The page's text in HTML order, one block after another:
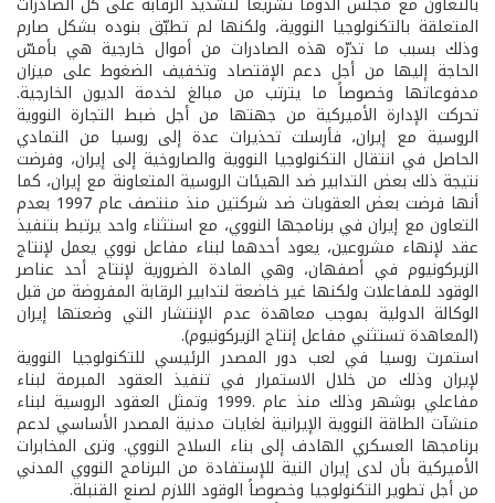
المتعلقة بالتكنولوجيا النووية، ولكنها لم تطبّق بنوده بشكل صارم
وذلك بسبب ما تدرّه هذه الصادرات من أموال خارجية هي بأمسّ
الحاجة إليها من أجل دعم الإقتصاد وتخفيف الضغوط على ميزان
مدفوعاتها وخصوصاً ما يترتب من مبالغ لخدمة الديون الخارجية.
تحركت الإدارة الأميركية من جهتها من أجل ضبط التجارة النووية
الروسية مع إيران، فأرسلت تحذيرات عدة إلى روسيا من التمادي
الحاصل في انتقال التكنولوجيا النووية والصاروخية إلى إيران، وفرضت
نتيجة ذلك بعض التدابير ضد الهيئات الروسية المتعاونة مع إيران، كما
أنها فرضت بعض العقوبات ضد شركتين منذ منتصف عام 1997 بعدم
التعاون مع إيران في برنامجها النووي، مع استثناء واحد يرتبط بتنفيذ
عقد لإنهاء مشروعين، يعود أحدهما لبناء مفاعل نووي يعمل لإنتاج
الزيركونيوم في أصفهان، وهي المادة الضرورية لإنتاج أحد عناصر
الوقود للمفاعلات ولكنها غير خاضعة لتدابير الرقابة المفروضة من قبل
الوكالة الدولية بموجب معاهدة عدم الإنتشار التي وضعتها إيران
(المعاهدة تستثني مفاعل إنتاج الزيركونيوم).
استمرت روسيا في لعب دور المصدر الرئيسي للتكنولوجيا النووية
لإيران وذلك من خلال الاستمرار في تنفيذ العقود المبرمة لبناء
مفاعلي بوشهر وذلك منذ عام .1999 وتمثل العقود الروسية لبناء
منشآت الطاقة النووية الإيرانية لغايات مدنية المصدر الأساسي لدعم
برنامجها العسكري الهادف إلى بناء السلاح النووي. وترى المخابرات
الأميركية بأن لدى إيران النية للإستفادة من البرنامج النووي المدني
من أجل تطوير التكنولوجيا وخصوصاً الوقود اللازم لصنع القنبلة.